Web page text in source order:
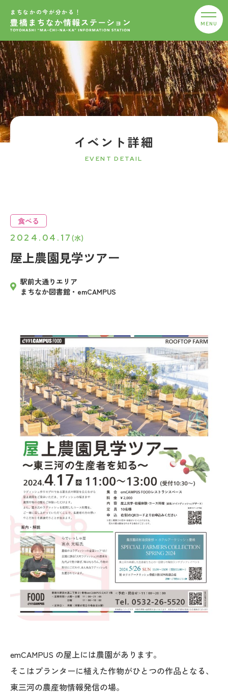
まちなかの今が分かる！
イベント詳細
EVENT DETAIL
屋上農園見学ツアー
2024.04.17 (水)
食べる
駅前大通りエリア
まちなか図書館・emCAMPUS
emCAMPUS の屋上には農園があります。
そこはプランターに植えた作物がひとつの作品となる、
東三河の農産物情報発信の場。